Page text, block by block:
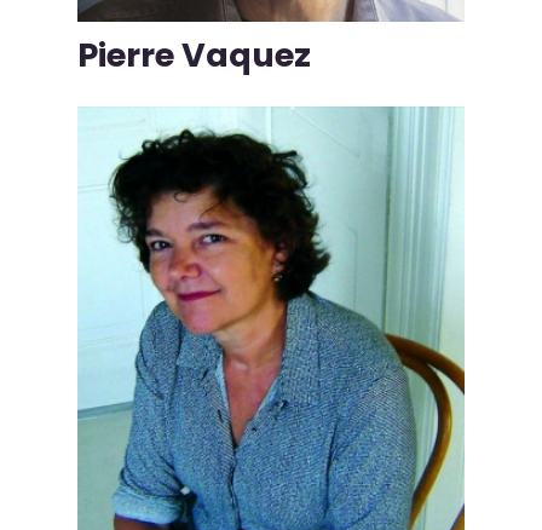
Pierre Vaquez